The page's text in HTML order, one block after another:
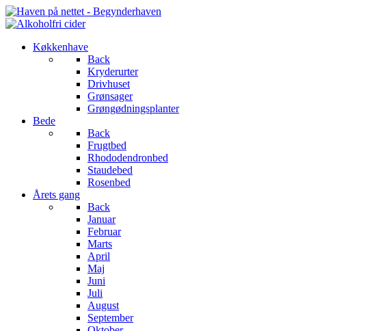
Køkkenhave
Back
Kryderurter
Drivhuset
Grønsager
Grøngødningsplanter
Bede
Back
Frugtbed
Rhododendronbed
Staudebed
Rosenbed
Årets gang
Back
Januar
Februar
Marts
April
Maj
Juni
Juli
August
September